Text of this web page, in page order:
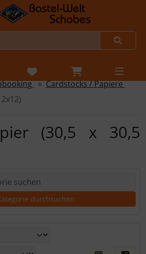
Button
für Einstellungen
Cardstocks / Papiere
(30,5 x 30,5